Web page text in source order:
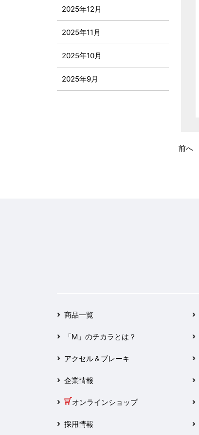
前へ
2025年12月
2025年11月
2025年10月
2025年9月
2024年11月
2024年10月
2024年9月
2024年8月
2024年7月
2024年6月
商品一覧
「M」のチカラとは？
アクセル＆ブレーキ
企業情報
オンラインショップ
採用情報